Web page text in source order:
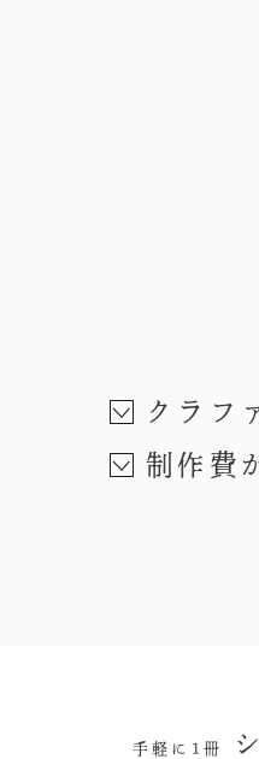
クラフ
制作費
手軽に1冊